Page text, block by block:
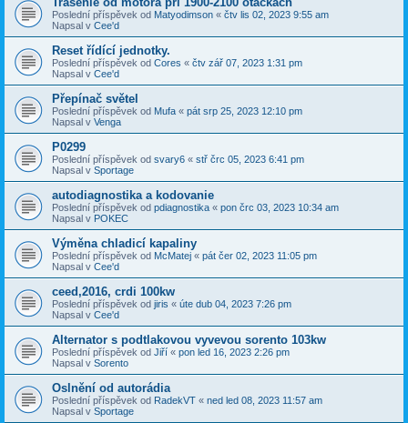
Poslední příspěvek od Matyodimson « čtv lis 02, 2023 9:55 am
Napsal v Cee'd
Reset řídící jednotky.
Poslední příspěvek od Cores « čtv zář 07, 2023 1:31 pm
Napsal v Cee'd
Přepínač světel
Poslední příspěvek od Mufa « pát srp 25, 2023 12:10 pm
Napsal v Venga
P0299
Poslední příspěvek od svary6 « stř črc 05, 2023 6:41 pm
Napsal v Sportage
autodiagnostika a kodovanie
Poslední příspěvek od pdiagnostika « pon črc 03, 2023 10:34 am
Napsal v POKEC
Výměna chladicí kapaliny
Poslední příspěvek od McMatej « pát čer 02, 2023 11:05 pm
Napsal v Cee'd
ceed,2016, crdi 100kw
Poslední příspěvek od jiris « úte dub 04, 2023 7:26 pm
Napsal v Cee'd
Alternator s podtlakovou vyvevou sorento 103kw
Poslední příspěvek od Jiří « pon led 16, 2023 2:26 pm
Napsal v Sorento
Oslnění od autorádia
Poslední příspěvek od RadekVT « ned led 08, 2023 11:57 am
Napsal v Sportage